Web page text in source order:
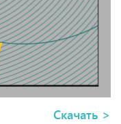
Скачать >